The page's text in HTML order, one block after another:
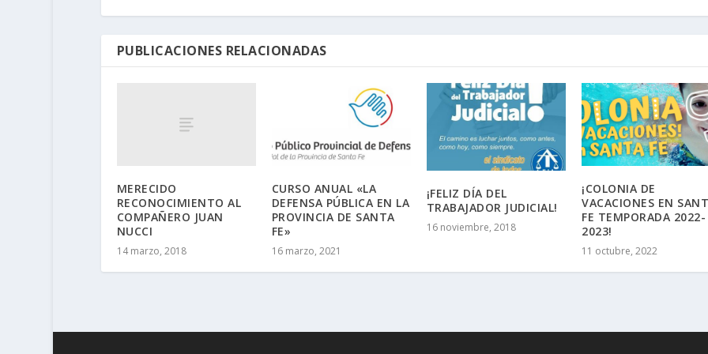
PUBLICACIONES RELACIONADAS
MERECIDO
RECONOCIMIENTO AL
COMPAÑERO JUAN
NUCCI
14 marzo, 2018
CURSO ANUAL «LA
DEFENSA PÚBLICA EN LA
PROVINCIA DE SANTA
FE»
16 marzo, 2021
¡FELIZ DÍA DEL
TRABAJADOR JUDICIAL!
16 noviembre, 2018
¡COLONIA DE
VACACIONES EN
FE TEMPORADA 2022-
2023!
11 octubre, 2022